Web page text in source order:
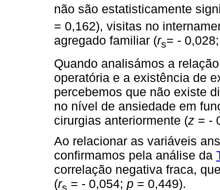
não são estatisticamente
= 0,162), visitas no
agregado familiar (rs= -
Quando analisámos a
operatória e a existência de
percebemos que não existe
no nível de ansiedade em
cirurgias anteriormente (z = -
Ao relacionar as variáveis
confirmamos pela análise da
correlação negativa fraca,
(rs = - 0,054; p = 0,449).